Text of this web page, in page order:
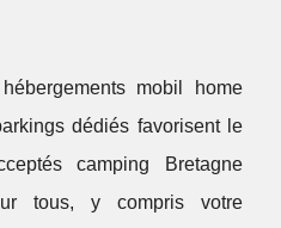
mobil home
dédiés favorisent le
camping Bretagne
tous, y compris votre